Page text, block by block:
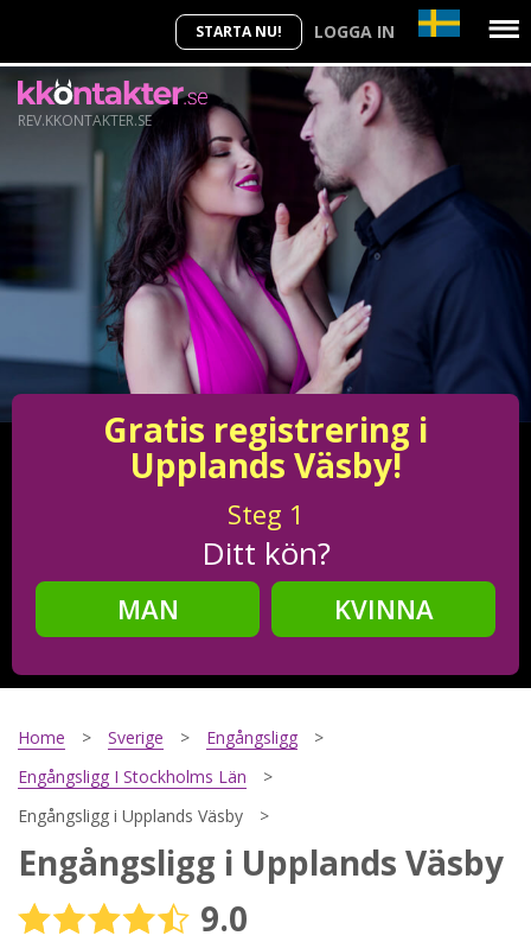
STARTA NU! LOGGA IN
REV.KKONTAKTER.SE
Gratis registrering i
Upplands Väsby!
Steg 1
Ditt kön?
MAN
KVINNA
Steg2
Steg
Din mailadress?
Home Sverige
Engångsligg
Engångsligg I Stockholms Län
Engångsligg i Upplands Väsby
Engångsligg i Upplands Väsby
9.0